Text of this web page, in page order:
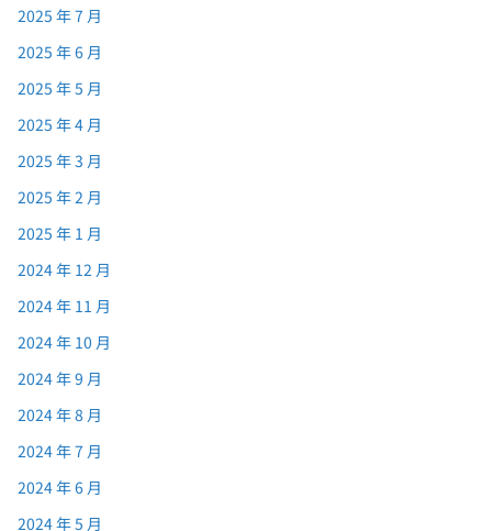
2025 年 7 月
2025 年 6 月
2025 年 5 月
2025 年 4 月
2025 年 3 月
2025 年 2 月
2025 年 1 月
2024 年 12 月
2024 年 11 月
2024 年 10 月
2024 年 9 月
2024 年 8 月
2024 年 7 月
2024 年 6 月
2024 年 5 月